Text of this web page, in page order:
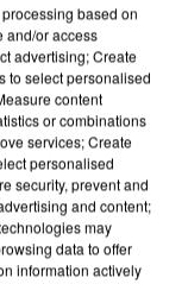
based on
and/or access
advertising; Create
to select personalised
content
or combinations
services; Create
personalised
security, prevent and
and content;
may
data to offer
information actively